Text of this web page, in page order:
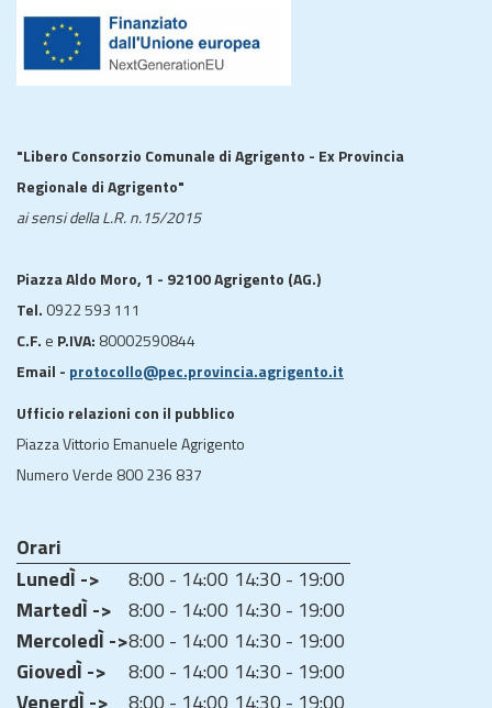
"Libero Consorzio Comunale di Agrigento - Ex Provincia
Regionale di Agrigento"
ai sensi della L.R. n.15/2015
Piazza Aldo Moro, 1 - 92100 Agrigento (AG.)
Tel. 0922 593 111
C.F. e P.IVA: 80002590844
Email - protocollo@pec.provincia.agrigento.it
Ufficio relazioni con il pubblico
Piazza Vittorio Emanuele Agrigento
Numero Verde 800 236 837
Orari
LunedÌ ->
8:00 - 14:00 14:30 - 19:00
MartedÌ -> 8:00 - 14:00 14:30 - 19:00
MercoledÌ ->8:00 - 14:00 14:30 - 19:00
GiovedÌ ->
8:00 - 14:00 14:30 - 19:00
VenerdÌ ->
8:00 - 14:00 14:30 - 19:00